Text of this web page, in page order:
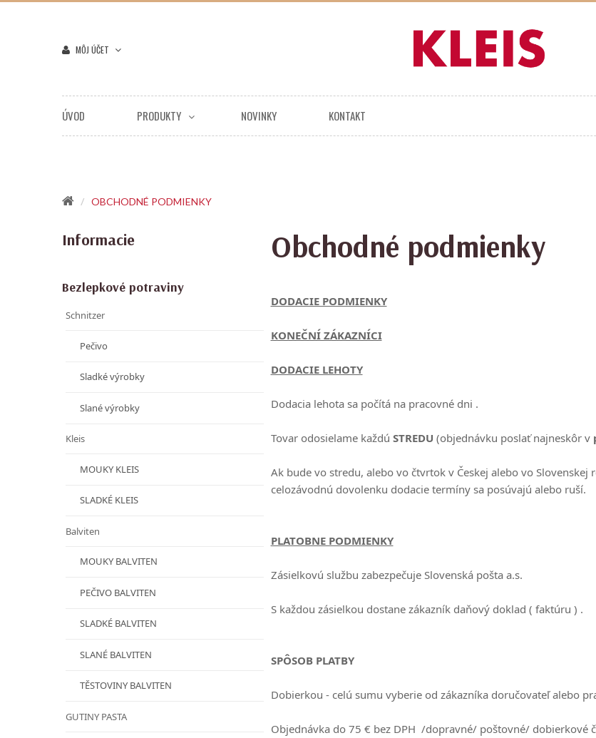
MÔJ ÚČET
ÚVOD PRODUKTY NOVINKY KONTAKT
OBCHODNÉ PODMIENKY
Informacie
Bezlepkové potraviny
Schnitzer
Pečivo
Sladké výrobky
Slané výrobky
Kleis
MOUKY KLEIS
SLADKÉ KLEIS
Balviten
MOUKY BALVITEN
PEČIVO BALVITEN
SLADKÉ BALVITEN
SLANÉ BALVITEN
TĚSTOVINY BALVITEN
GUTINY PASTA
Obchodné podmienky
DODACIE PODMIENKY
KONEČNÍ ZÁKAZNÍCI
DODACIE LEHOTY
Dodacia lehota sa počítá na pracovné dni .
Tovar odosielame každú STREDU (objednávku poslať najneskôr v
Ak bude vo stredu, alebo vo čtvrtok v Českej alebo vo
celozávodnú dovolenku dodacie termíny sa posúvajú alebo ruší.
PLATOBNE PODMIENKY
Zásielkovú službu zabezpečuje Slovenská pošta a.s.
S každou zásielkou dostane zákazník daňový doklad ( faktúru ) .
SPÔSOB PLATBY
Dobierkou - celú sumu vyberie od zákazníka doručovateľ alebo
Objednávka do 75 € bez DPH /dopravné/ poštovné/ dobierkové